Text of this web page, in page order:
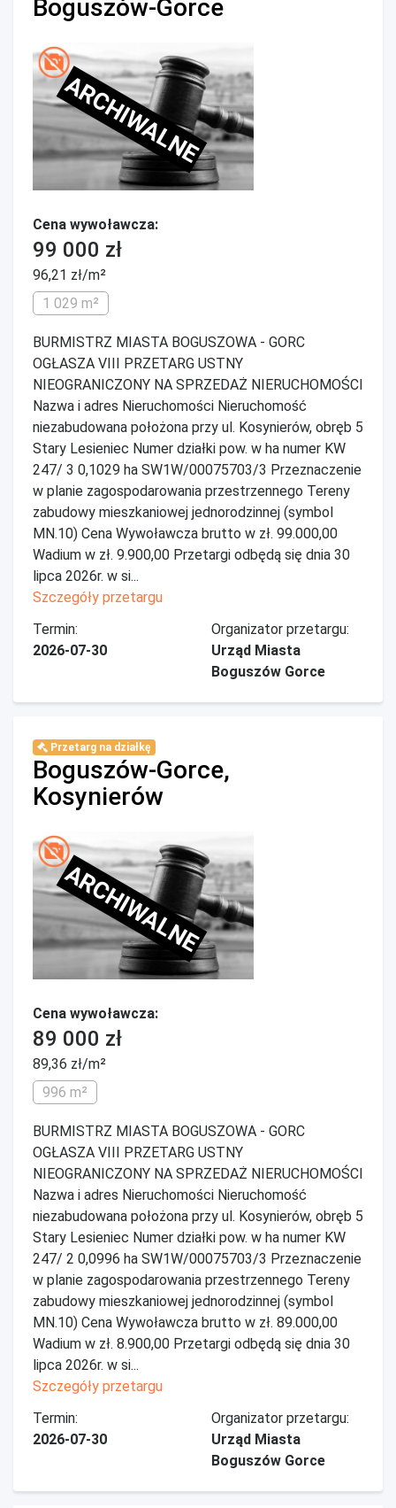
Boguszów-Gorce
ARCHIWALNE
Cena wywoławcza:
99 000 zł
96,21 zł/m²
1 029 m²
BURMISTRZ MIASTA BOGUSZOWA - GORC
OGŁASZA VIII PRZETARG USTNY
NIEOGRANICZONY NA SPRZEDAŻ NIERUCHOMOŚCI
Nazwa i adres Nieruchomości Nieruchomość
niezabudowana położona przy ul. Kosynierów, obręb 5
Stary Lesieniec Numer działki pow. w ha numer KW
247/ 3 0,1029 ha SW1W/00075703/3 Przeznaczenie
w planie zagospodarowania przestrzennego Tereny
zabudowy mieszkaniowej jednorodzinnej (symbol
MN.10) Cena Wywoławcza brutto w zł. 99.000,00
Wadium w zł. 9.900,00 Przetargi odbędą się dnia 30
lipca 2026r. w si...
Szczegóły przetargu
Termin:
2026-07-30
Organizator przetargu:
Urząd Miasta
Boguszów Gorce
Przetarg na działkę
Boguszów-Gorce,
Kosynierów
ARCHIWALNE
Cena wywoławcza:
89 000 zł
89,36 zł/m²
996 m²
BURMISTRZ MIASTA BOGUSZOWA - GORC
OGŁASZA VIII PRZETARG USTNY
NIEOGRANICZONY NA SPRZEDAŻ NIERUCHOMOŚCI
Nazwa i adres Nieruchomości Nieruchomość
niezabudowana położona przy ul. Kosynierów, obręb 5
Stary Lesieniec Numer działki pow. w ha numer KW
247/ 2 0,0996 ha SW1W/00075703/3 Przeznaczenie
w planie zagospodarowania przestrzennego Tereny
zabudowy mieszkaniowej jednorodzinnej (symbol
MN.10) Cena Wywoławcza brutto w zł. 89.000,00
Wadium w zł. 8.900,00 Przetargi odbędą się dnia 30
lipca 2026r. w si...
Szczegóły przetargu
Termin:
2026-07-30
Organizator przetargu:
Urząd Miasta
Boguszów Gorce